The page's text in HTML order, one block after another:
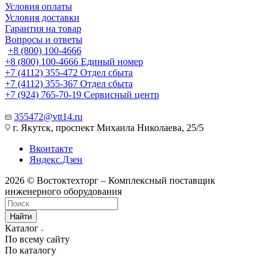
Условия оплаты
Условия доставки
Гарантия на товар
Вопросы и ответы
+8 (800) 100-4666
+8 (800) 100-4666 Единый номер
+7 (4112) 355-472 Отдел сбыта
+7 (4112) 355-367 Отдел сбыта
+7 (924) 765-70-19 Сервисный центр
355472@vtt14.ru
г. Якутск, проспект Михаила Николаева, 25/5
Вконтакте
Яндекс.Дзен
2026 © Востоктехторг – Комплексный поставщик
инженерного оборудования
Найти
Каталог
По всему сайту
По каталогу